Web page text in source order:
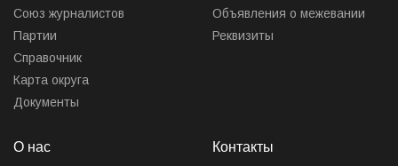
Союз журналистов
Партии
Справочник
Карта округа
Документы
Объявления о межевании
Реквизиты
О нас Контакты